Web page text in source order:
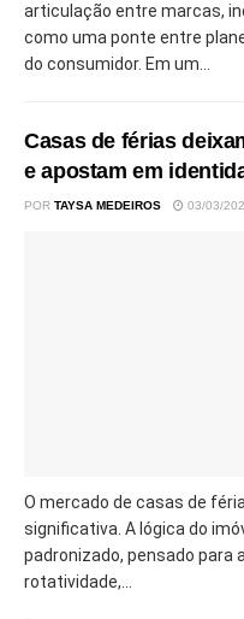
articulação entre marcas,
como uma ponte entre
do consumidor. Em um...
Casas de férias
e apostam em
POR TAYSA MEDEIROS 03/03/
O mercado de casas de
significativa. A lógica do
padronizado, pensado para
rotatividade,...